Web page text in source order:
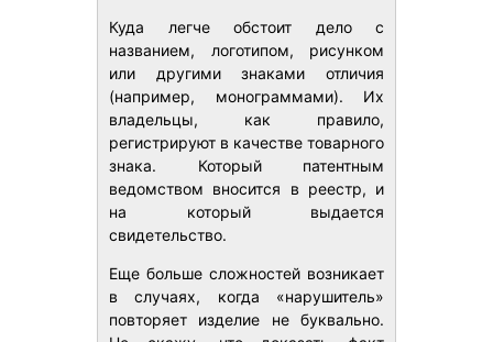
Куда легче обстоит дело с
названием, логотипом, рисунком
или другими знаками отличия
(например, монограммами). Их
владельцы, как правило,
регистрируют в качестве товарного
знака. Который патентным
ведомством вносится в реестр, и
на который выдается
свидетельство.
Еще больше сложностей возникает
в случаях, когда «нарушитель»
повторяет изделие не буквально.